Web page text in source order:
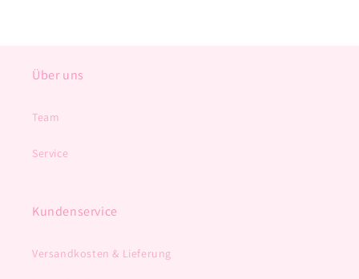
Über uns
Team
Service
Kundenservice
Versandkosten & Lieferung